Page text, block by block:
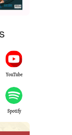
YouTube
Spotify